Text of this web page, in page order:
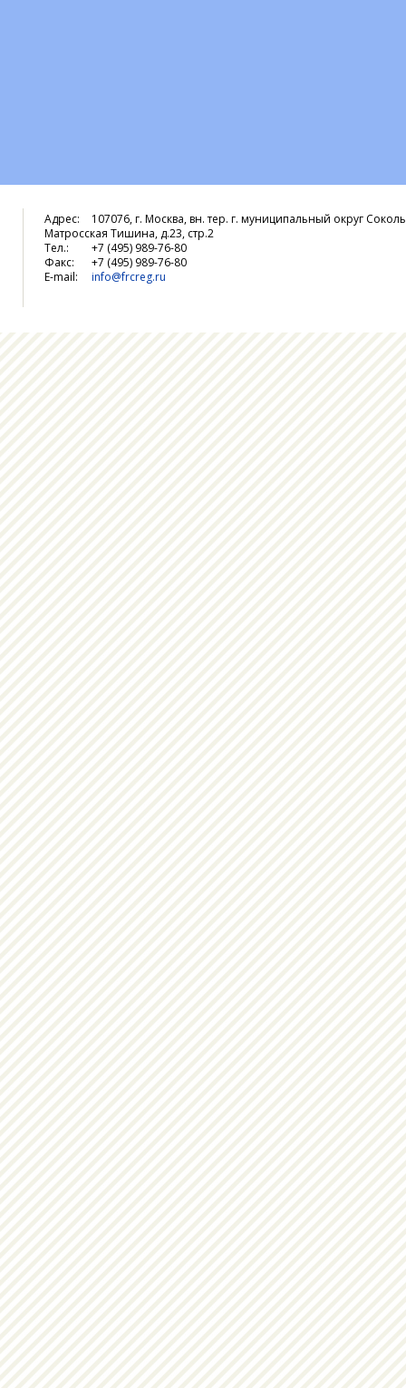
Адрес:
107076, г. Москва, вн. тер. г. муниципальный округ
Матросская Тишина, д.23, стр.2
Тел.:
+7 (495) 989-76-80
Факс:
+7 (495) 989-76-80
E-mail:
info@frcreg.ru